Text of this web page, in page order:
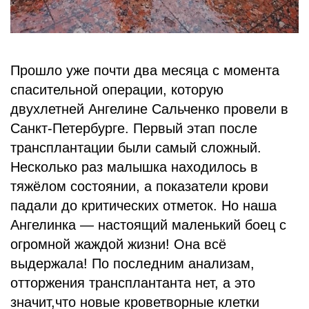
Прошло уже почти два месяца с момента
спасительной операции, которую
двухлетней Ангелине Сальченко провели в
Санкт-Петербурге. Первый этап после
трансплантации были самый сложный.
Несколько раз малышка находилось в
тяжёлом состоянии, а показатели крови
падали до критических отметок. Но наша
Ангелинка — настоящий маленький боец с
огромной жаждой жизни! Она всё
выдержала! По последним анализам,
отторжения трансплантанта нет, а это
значит,что новые кроветворные клетки